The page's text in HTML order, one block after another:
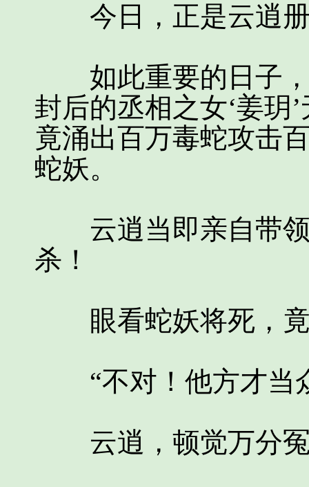
今日，正是云逍册
如此重要的日子，
封后的丞相之女‘姜玥
竟涌出百万毒蛇攻击
蛇妖。
云逍当即亲自带领
杀！
眼看蛇妖将死，竟
“不对！他方才当
云逍，顿觉万分